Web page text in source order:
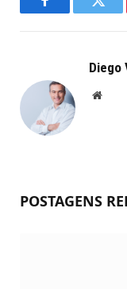
Facebook
Diego
POSTAGENS